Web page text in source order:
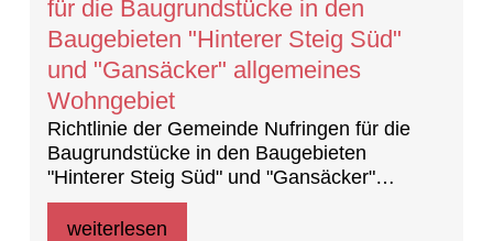
für die Baugrundstücke in den
Baugebieten "Hinterer Steig Süd"
und "Gansäcker" allgemeines
Wohngebiet
Richtlinie der Gemeinde Nufringen für die
Baugrundstücke in den Baugebieten
"Hinterer Steig Süd" und "Gansäcker"
allgemeines Wohngebiet
weiterlesen